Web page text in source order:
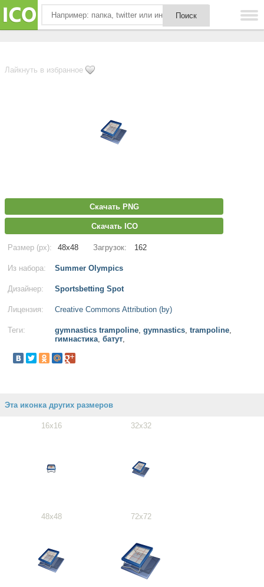
Лайкнуть в избранное
Скачать PNG
Скачать ICO
Размер (px): 48x48 Загрузок: 162
Из набора: Summer Olympics
Дизайнер: Sportsbetting Spot
Лицензия: Creative Commons Attribution (by)
Теги: gymnastics trampoline, gymnastics, trampoline,
гимнастика, батут,
Эта иконка других размеров
16x16 32x32
48x48 72x72